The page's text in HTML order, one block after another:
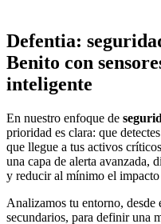
Defentia:
Benito con
inteligente
En nuestro enfoque de
prioridad es clara: que
que llegue a tus activos
una capa de alerta avanzada,
y reducir al mínimo el
Analizamos tu entorno, desde
secundarios, para definir una